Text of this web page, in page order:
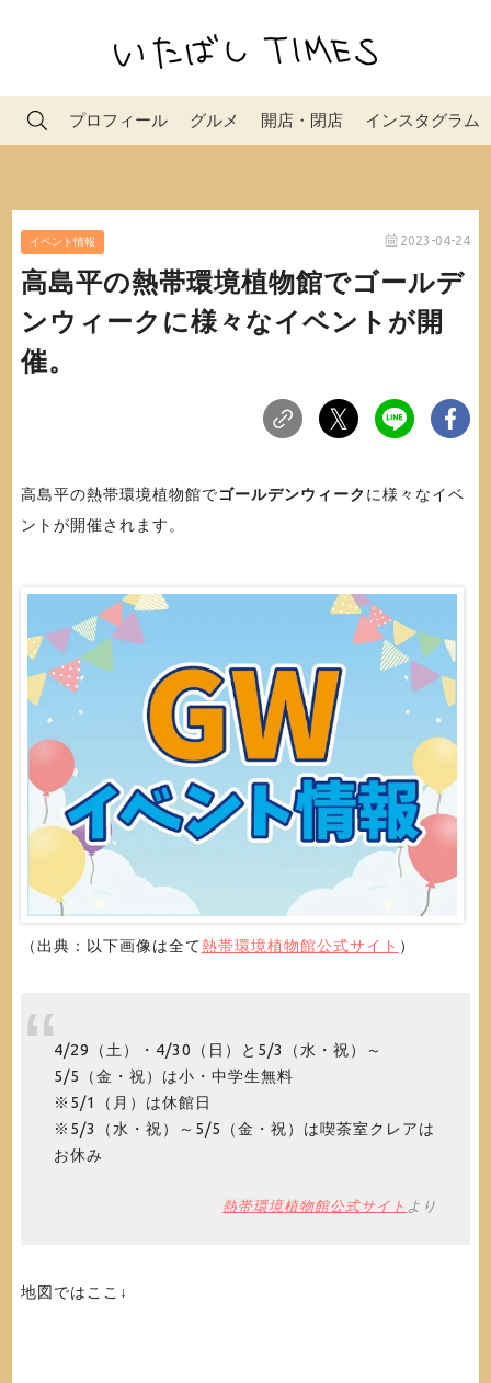
プロフィール グルメ 開店・閉店 インスタグラム
イベント情報 2023-04-24
高島平の熱帯環境植物館でゴールデ
ンウィークに様々なイベントが開
催。
高島平の熱帯環境植物館でゴールデンウィーク に様々なイベ
ントが開催されます。
（出典：以下画像は全て熱帯環境植物館公式サイト ）
4/29（土）・4/30（日）と5/3（水・祝）～
5/5（金・祝）は小・中学生無料
※5/1（月）は休館日
※5/3（水・祝）～5/5（金・祝）は喫茶室クレアは
お休み
熱帯環境植物館公式サイト より
地図ではここ↓